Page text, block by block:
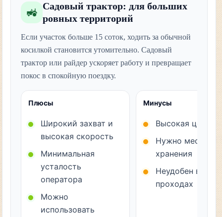
🚜 Садовый трактор: для больших
ровных территорий
Если участок больше 15 соток, ходить за обычной
косилкой становится утомительно. Садовый
трактор или райдер ускоряет работу и превращает
покос в спокойную поездку.
Плюсы
Широкий захват и
высокая скорость
Минимальная
усталость
оператора
Можно
использовать
Минусы
Высокая цена
Нужно место
хранения
Неудобен в
проходах